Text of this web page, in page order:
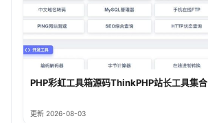
PHP彩虹工具箱源码ThinkPHP站长工具集合
更新 2026-08-03